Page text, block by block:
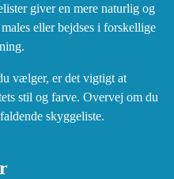
giver en mere naturlig og
eller bejdses i forskellige
vælger, er det vigtigt at
stil og farve. Overvej om du
skyggeliste.